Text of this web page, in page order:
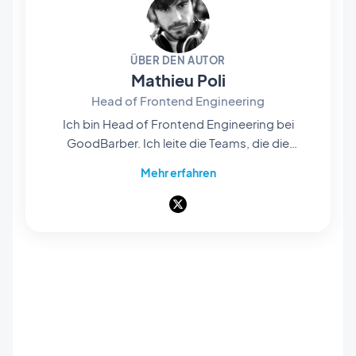
ÜBER DEN AUTOR
Mathieu Poli
Head of Frontend Engineering
Ich bin Head of Frontend Engineering bei
GoodBarber. Ich leite die Teams, die die
Code-Plattform entwickeln: Sie sind es, die die
Projekte unserer Nutzer zum Leben erwecken
Mehr erfahren